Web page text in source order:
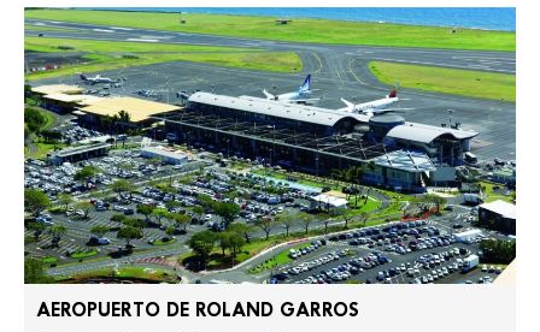
AEROPUERTO DE ROLAND GARROS